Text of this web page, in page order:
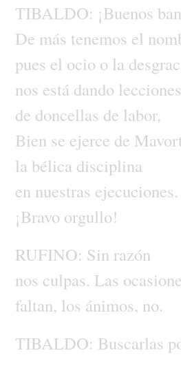
TIBALDO: ¡Buenos
De más tenemos el
pues el ocio o la
nos está dando lecciones
de doncellas de labor,
Bien se ejerce de
la bélica disciplina
en nuestras ejecuciones.
¡Bravo orgullo!
RUFINO: Sin razón
nos culpas. Las
faltan, los ánimos, no.
TIBALDO: Buscarlas